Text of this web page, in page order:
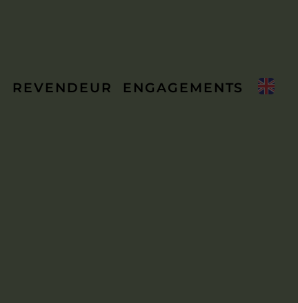
REVENDEUR ENGAGEMENTS